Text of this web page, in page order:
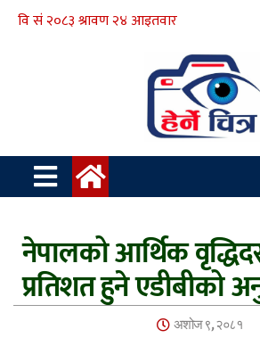
नेपालको आर्थिक
प्रतिशत हुने एडीबीको
अशोज ९, २०८१